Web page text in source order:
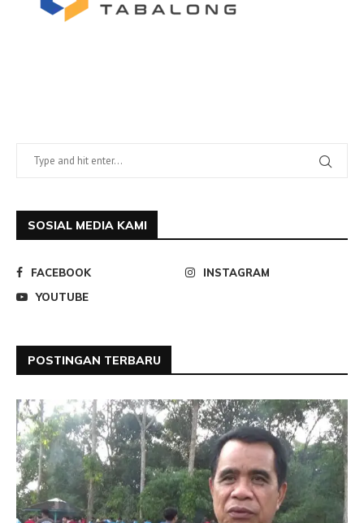
SOSIAL MEDIA KAMI
FACEBOOK
INSTAGRAM
YOUTUBE
POSTINGAN TERBARU